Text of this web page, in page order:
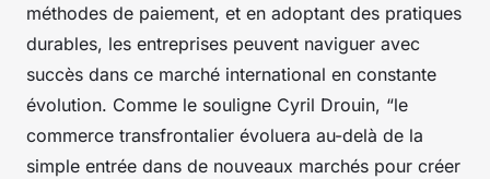
méthodes de paiement, et en adoptant des pratiques
durables, les entreprises peuvent naviguer avec
succès dans ce marché international en constante
évolution. Comme le souligne Cyril Drouin, “le
commerce transfrontalier évoluera au-delà de la
simple entrée dans de nouveaux marchés pour créer